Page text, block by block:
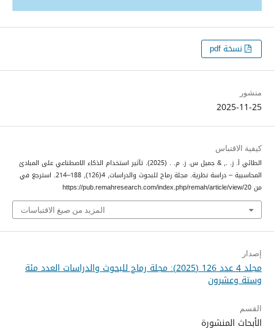
نسخة pdf
منشور
2025-11-25
كيفية الاقتباس
الطائي أ. ز. ., & جميل س. ز. م. . (2025). تأثير استخدام الذكاء الاصطناعي على المبادئ
المحاسبية – دراسة نظرية. مجلة رماح للبحوث والدراسات,
4
(126), 188–214. استرجع في
من https://pub.remahresearch.com/index.php/remah/article/view/20
المزيد من صيغ الاقتباسات
إصدار
مجلد 4 عدد 126 (2025): مجلة رماح للبحوث والدراسات العدد مئة
وستة وعشرون
القسم
الأبحاث المنشورة